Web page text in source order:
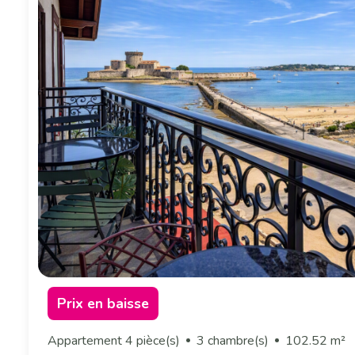
Prix en baisse
Appartement 4 pièce(s) 3 chambre(s) 102.52 m²